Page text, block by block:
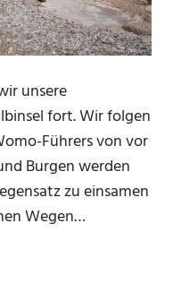
unsere
fort. Wir folgen
Führers von vor
Burgen werden
zu einsamen
Wegen…